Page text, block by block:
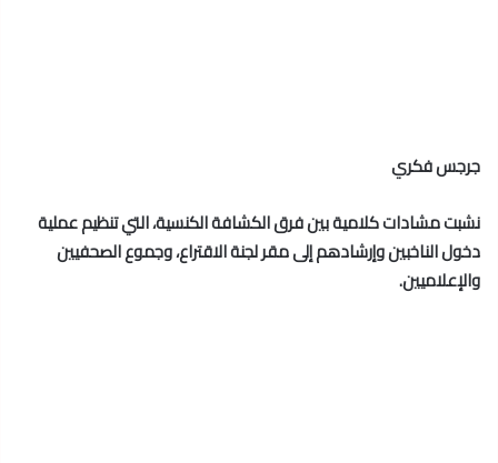
جرجس فكري
نشبت مشادات كلامية بين فرق الكشافة الكنسية، التي تنظيم عملية
دخول الناخبين وإرشادهم إلى مقر لجنة الاقتراع، وجموع الصحفيين
والإعلاميين.